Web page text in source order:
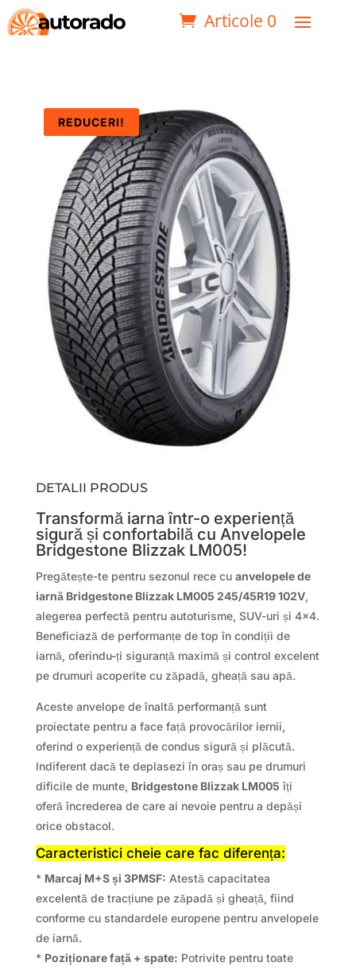
Articole 0
REDUCERI!
DETALII PRODUS
Transformă iarna într-o experiență
sigură și confortabilă cu Anvelopele
Bridgestone Blizzak LM005!
Pregătește-te pentru sezonul rece cu anvelopele de
iarnă Bridgestone Blizzak LM005 245/45R19 102V,
alegerea perfectă pentru autoturisme, SUV-uri și 4×4.
Beneficiază de performanțe de top în condiții de
iarnă, oferindu-ți siguranță maximă și control excelent
pe drumuri acoperite cu zăpadă, gheață sau apă.
Aceste anvelope de înaltă performanță sunt
proiectate pentru a face față provocărilor iernii,
oferind o experiență de condus sigură și plăcută.
Indiferent dacă te deplasezi în oraș sau pe drumuri
dificile de munte, Bridgestone Blizzak LM005 îți
oferă încrederea de care ai nevoie pentru a depăși
orice obstacol.
Caracteristici cheie care fac diferența:
* Marcaj M+S și 3PMSF: Atestă capacitatea
excelentă de tracțiune pe zăpadă și gheață, fiind
conforme cu standardele europene pentru anvelopele
de iarnă.
* Poziționare față + spate: Potrivite pentru toate